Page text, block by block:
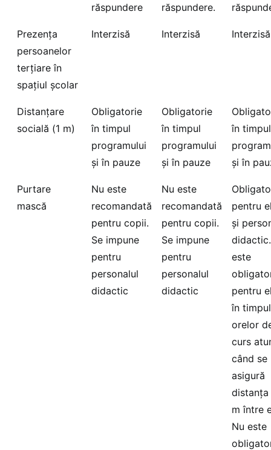
răspundere
răspundere.
Prezența
persoanelor
terțiare în
spațiul școlar
Interzisă Interzisă Interzisă
Distanțare
socială (1 m)
Obligatorie
în timpul
programului
și în pauze
Obligatorie
în timpul
programului
și în pauze
în timpul
și în
Purtare
mască
Nu este
recomandată
pentru copii.
Se impune
pentru
personalul
didactic
Nu este
recomandată
pentru copii.
Se impune
pentru
personalul
didactic
pentru
și
este
pentru
în timpul
orelor
curs
când se
asigură
distanța
m între
Nu este